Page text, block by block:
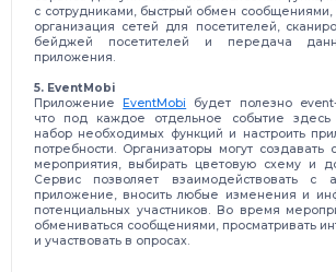
с сотрудниками, быстрый обмен
организация сетей для посетителей,
бейджей посетителей и передача
приложения.
5. EventMobi
Приложение EventMobi будет полезно
что под каждое отдельное событие
набор необходимых функций и настроить
потребности. Организаторы могут
мероприятия, выбирать цветовую схему и
Сервис позволяет взаимодействовать с
приложение, вносить любые изменения и
потенциальных участников. Во время
обмениваться сообщениями, просматривать
и участвовать в опросах.